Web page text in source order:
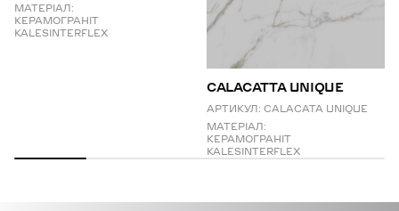
МАТЕРІАЛ:
КЕРАМОГРАНІТ
KALESINTERFLEX
СALACATTA UNIQUE
АРТИКУЛ: CALACATA UNIQUE
МАТЕРІАЛ:
КЕРАМОГРАНІТ
KALESINTERFLEX